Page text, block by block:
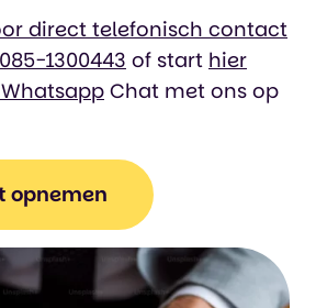
direct telefonisch contact
1300443 of start hier
Chat met ons op
opnemen